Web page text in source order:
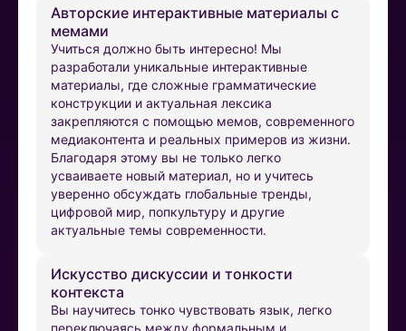
Авторские интерактивные материалы с
мемами
Учиться должно быть интересно! Мы
разработали уникальные интерактивные
материалы, где сложные грамматические
конструкции и актуальная лексика
закрепляются с помощью мемов, современного
медиаконтента и реальных примеров из жизни.
Благодаря этому вы не только легко
усваиваете новый материал, но и учитесь
уверенно обсуждать глобальные тренды,
цифровой мир, попкультуру и другие
актуальные темы современности.
Искусство дискуссии и тонкости
контекста
Вы научитесь тонко чувствовать язык, легко
переключаясь между формальным и